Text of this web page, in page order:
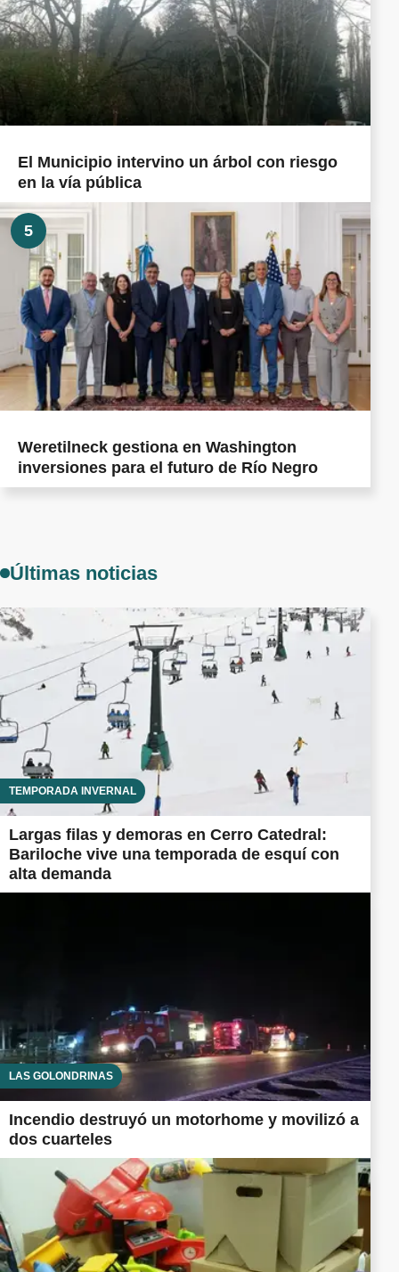
El Municipio intervino un árbol con riesgo
en la vía pública
5
Weretilneck gestiona en Washington
inversiones para el futuro de Río Negro
Últimas noticias
TEMPORADA INVERNAL
Largas filas y demoras en Cerro Catedral:
Bariloche vive una temporada de esquí con
alta demanda
LAS GOLONDRINAS
Incendio destruyó un motorhome y movilizó a
dos cuarteles